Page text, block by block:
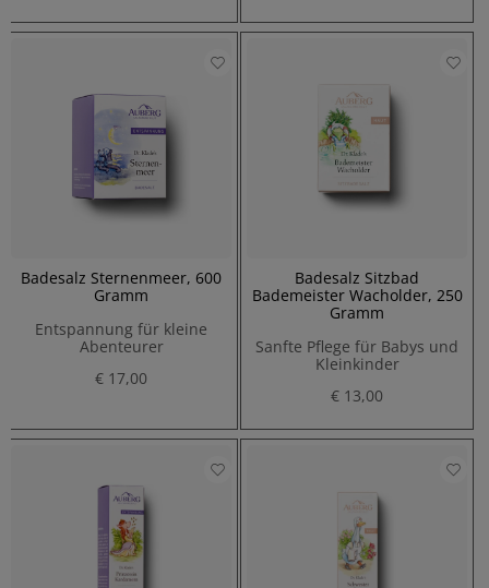
Badesalz Sternenmeer, 600
Gramm
Entspannung für kleine
Abenteurer
€ 17,00
Badesalz Sitzbad
Bademeister Wacholder, 250
Gramm
Sanfte Pflege für Babys und
Kleinkinder
€ 13,00